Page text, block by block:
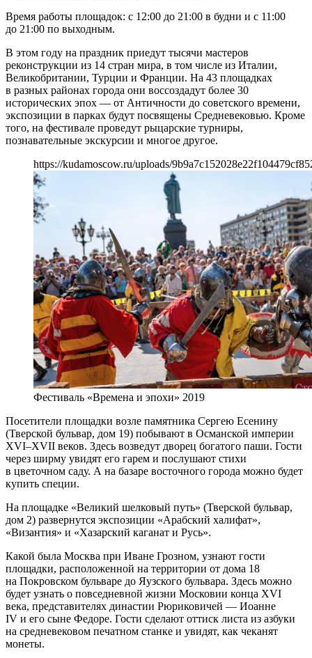
Время работы площадок: с 12:00 до 21:00 в будни и с 11:00
до 21:00 по выходным.
В этом году на праздник приедут тысячи мастеров
реконструкции из 14 стран мира, в том числе из Италии,
Великобритании, Турции и Франции. На 43 площадках
в разных районах города они воссоздадут более 30
исторических эпох — от Античности до советского времени,
экспозиции в парках будут посвящены Средневековью. Кроме
того, на фестивале проведут рыцарские турниры,
познавательные экскурсии и многое другое.
https://kudamoscow.ru/uploads/
Фестиваль «Времена и эпохи» 2019
Посетители площадки возле памятника Сергею Есенину
(Тверской бульвар, дом 19) побывают в Османской империи
XVI–XVII веков. Здесь возведут дворец богатого паши. Гости
через ширму увидят его гарем и послушают стихи
в цветочном саду. А на базаре восточного города можно будет
купить специи.
На площадке «Великий шелковый путь» (Тверской бульвар,
дом 2) развернутся экспозиции «Арабский халифат»,
«Византия» и «Хазарский каганат и Русь».
Какой была Москва при Иване Грозном, узнают гости
площадки, расположенной на территории от дома 18
на Покровском бульваре до Яузского бульвара. Здесь можно
будет узнать о повседневной жизни Московии конца XVI
века, представителях династии Рюриковичей — Иоанне
IV и его сыне Федоре. Гости сделают оттиск листа из азбуки
на средневековом печатном станке и увидят, как чеканят
монеты.